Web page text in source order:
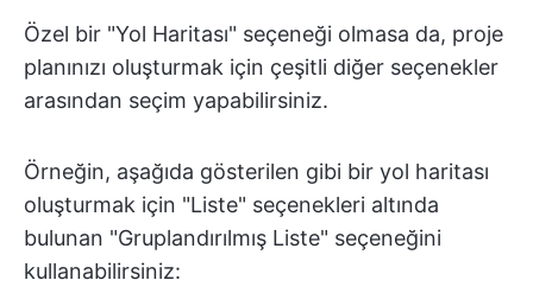
Özel bir "Yol Haritası" seçeneği olmasa da, proje
planınızı oluşturmak için çeşitli diğer seçenekler
arasından seçim yapabilirsiniz.
Örneğin, aşağıda gösterilen gibi bir yol haritası
oluşturmak için "Liste" seçenekleri altında
bulunan "Gruplandırılmış Liste" seçeneğini
kullanabilirsiniz: